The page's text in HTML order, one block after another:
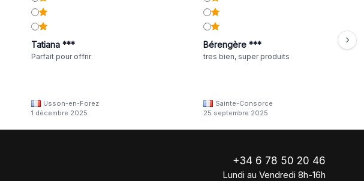
Tatiana ***
Parfait pour offrir
Usson-en-Forez
1 décembre 2025
Bérengère ***
tres bien, super produits
Sainte-Consorce
25 septembre 2025
+34 6 78 50 20 46
Lundi au Vendredi 8h-16h